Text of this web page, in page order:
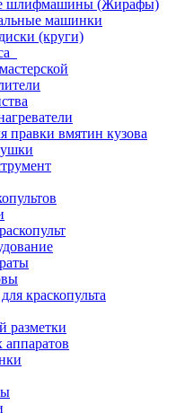
шлифмашины (Жирафы)
машинки
(круги)
правки вмятин кузова
краскопульта
разметки